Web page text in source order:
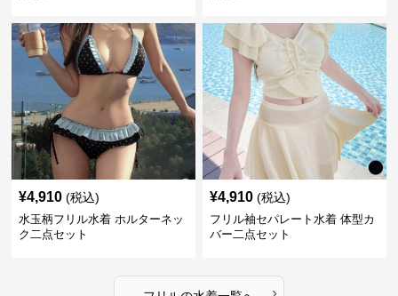
¥4,910 (税込)
水玉柄フリル水着 ホルターネッ
ク二点セット
¥4,910 (税込)
フリル袖セパレート水着 体型カ
バー二点セット
›